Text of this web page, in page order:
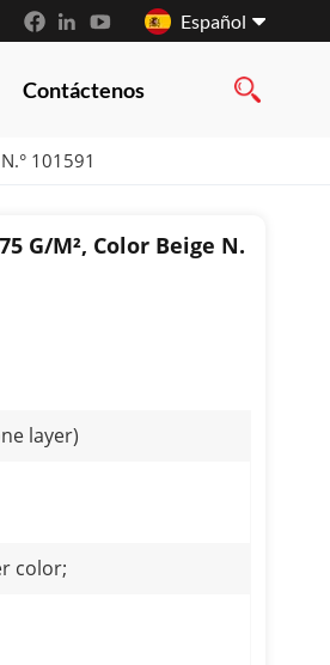
Español
Contáctenos
101591
G/m², Color Beige N.
layer)
color;